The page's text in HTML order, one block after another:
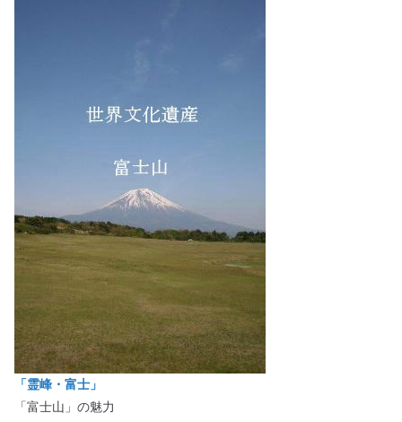
「霊峰・富士」
「富士山」の魅力